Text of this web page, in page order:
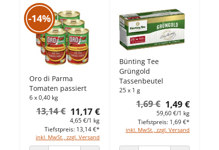
-14%
Oro di Parma
Tomaten passiert
6 x 0,40 kg
11,17 €
13,14 €
4,65 €/1 kg
inkl. MwSt., zzgl. Versand
Tiefstpreis: 13,14 €*
Bünting Tee
Grüngold
Tassenbeutel
25 x 1 g
1,49 €
1,69 €
59,60 €/1 kg
inkl. MwSt., zzgl. Versand
Tiefstpreis: 1,69 €*